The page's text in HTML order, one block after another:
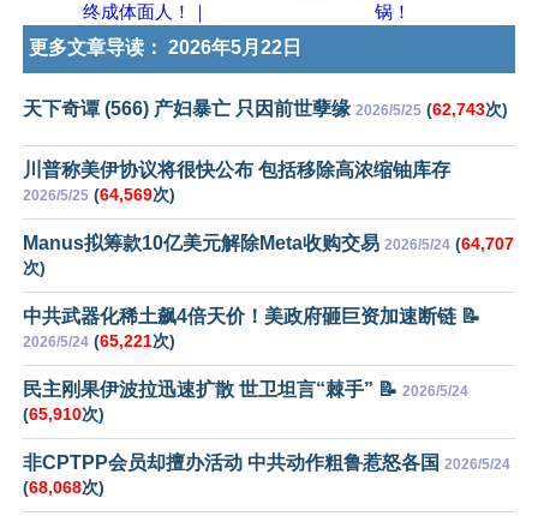
终成体面人！｜
锅！
更多文章导读： 2026年5月22日
天下奇谭 (566) 产妇暴亡 只因前世孽缘 2026/5/25 (62,743次)
川普称美伊协议将很快公布 包括移除高浓缩铀库存
2026/5/25 (64,569次)
Manus拟筹款10亿美元解除Meta收购交易 2026/5/24 (64,707
次)
中共武器化稀土飙4倍天价！美政府砸巨资加速断链 📝
2026/5/24 (65,221次)
民主刚果伊波拉迅速扩散 世卫坦言“棘手” 📝 2026/5/24
(65,910次)
非CPTPP会员却擅办活动 中共动作粗鲁惹怒各国 2026/5/24
(68,068次)